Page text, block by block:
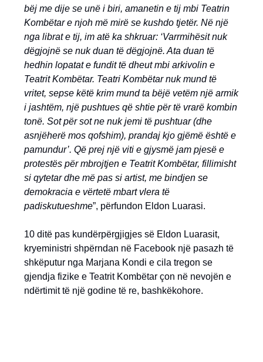
bëj me dije se unë i biri, amanetin e tij mbi Teatrin
Kombëtar e njoh më mirë se kushdo tjetër. Në një
nga librat e tij, im atë ka shkruar: ‘Varrmihësit nuk
dëgjojnë se nuk duan të dëgjojnë. Ata duan të
hedhin lopatat e fundit të dheut mbi arkivolin e
Teatrit Kombëtar. Teatri Kombëtar nuk mund të
vritet, sepse këtë krim mund ta bëjë vetëm një armik
i jashtëm, një pushtues që shtie për të vrarë kombin
tonë. Sot për sot ne nuk jemi të pushtuar (dhe
asnjëherë mos qofshim), prandaj kjo gjëmë është e
pamundur’. Që prej një viti e gjysmë jam pjesë e
protestës për mbrojtjen e Teatrit Kombëtar, fillimisht
si qytetar dhe më pas si artist, me bindjen se
demokracia e vërtetë mbart vlera të
padiskutueshme”, përfundon Eldon Luarasi.
10 ditë pas kundërpërgjigjes së Eldon Luarasit,
kryeministri shpërndan në Facebook një pasazh të
shkëputur nga Marjana Kondi e cila tregon se
gjendja fizike e Teatrit Kombëtar çon në nevojën e
ndërtimit të një godine të re, bashkëkohore.